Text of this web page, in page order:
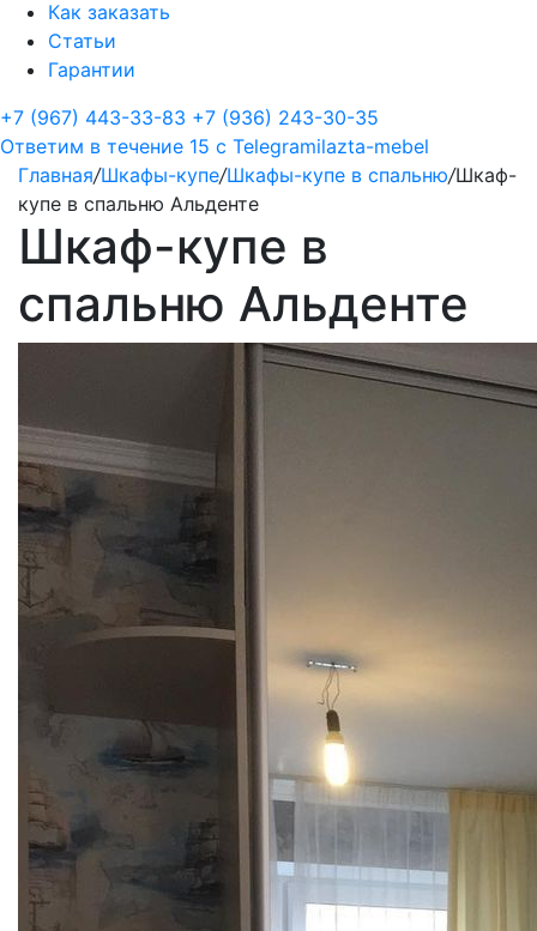
Как заказать
Статьи
Гарантии
+7 (967) 443-33-83 +7 (936) 243-30-35
Ответим в течение 15 с Telegramilazta-mebel
Главная/Шкафы-купе/Шкафы-купе в спальню/Шкаф-
купе в спальню Альденте
Шкаф-купе в
спальню Альденте